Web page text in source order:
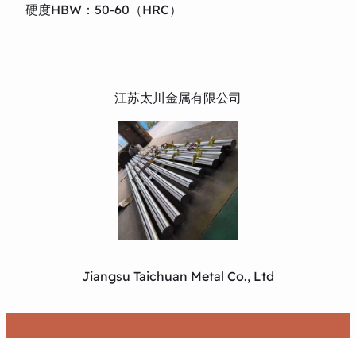
硬度HBW：50-60（HRC）
江苏太川金属有限公司
Jiangsu Taichuan Metal Co., Ltd